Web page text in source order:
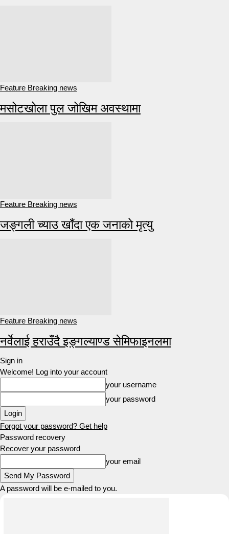
Feature Breaking news
मसोटखोला पुल जोखिम अवस्थामा
Feature Breaking news
जङ्गली च्याउ खाँदा एक जनाको मृत्यु
Feature Breaking news
नर्वेलाई हराउँदै इङ्गल्याण्ड सेमिफाइनलमा
Sign in
Welcome! Log into your account
your username
your password
Forgot your password? Get help
Password recovery
Recover your password
your email
A password will be e-mailed to you.